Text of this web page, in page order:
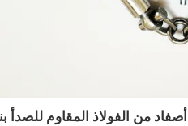
أصفاد من الفولاذ المقاوم